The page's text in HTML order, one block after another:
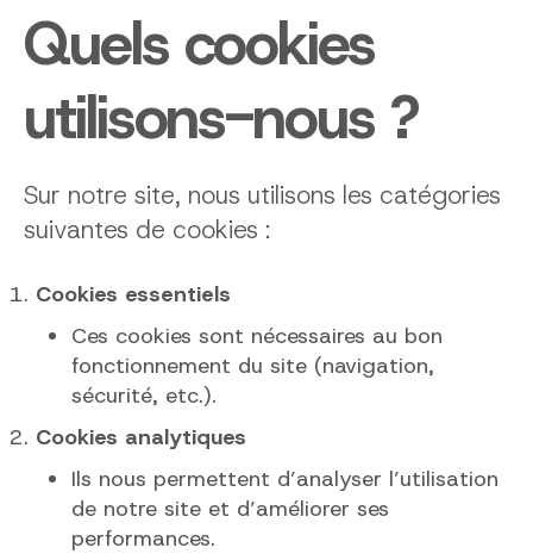
Quels cookies
utilisons-nous ?
Sur notre site, nous utilisons les catégories
suivantes de cookies :
Cookies essentiels
Ces cookies sont nécessaires au bon
fonctionnement du site (navigation,
sécurité, etc.).
Cookies analytiques
Ils nous permettent d’analyser l’utilisation
de notre site et d’améliorer ses
performances.